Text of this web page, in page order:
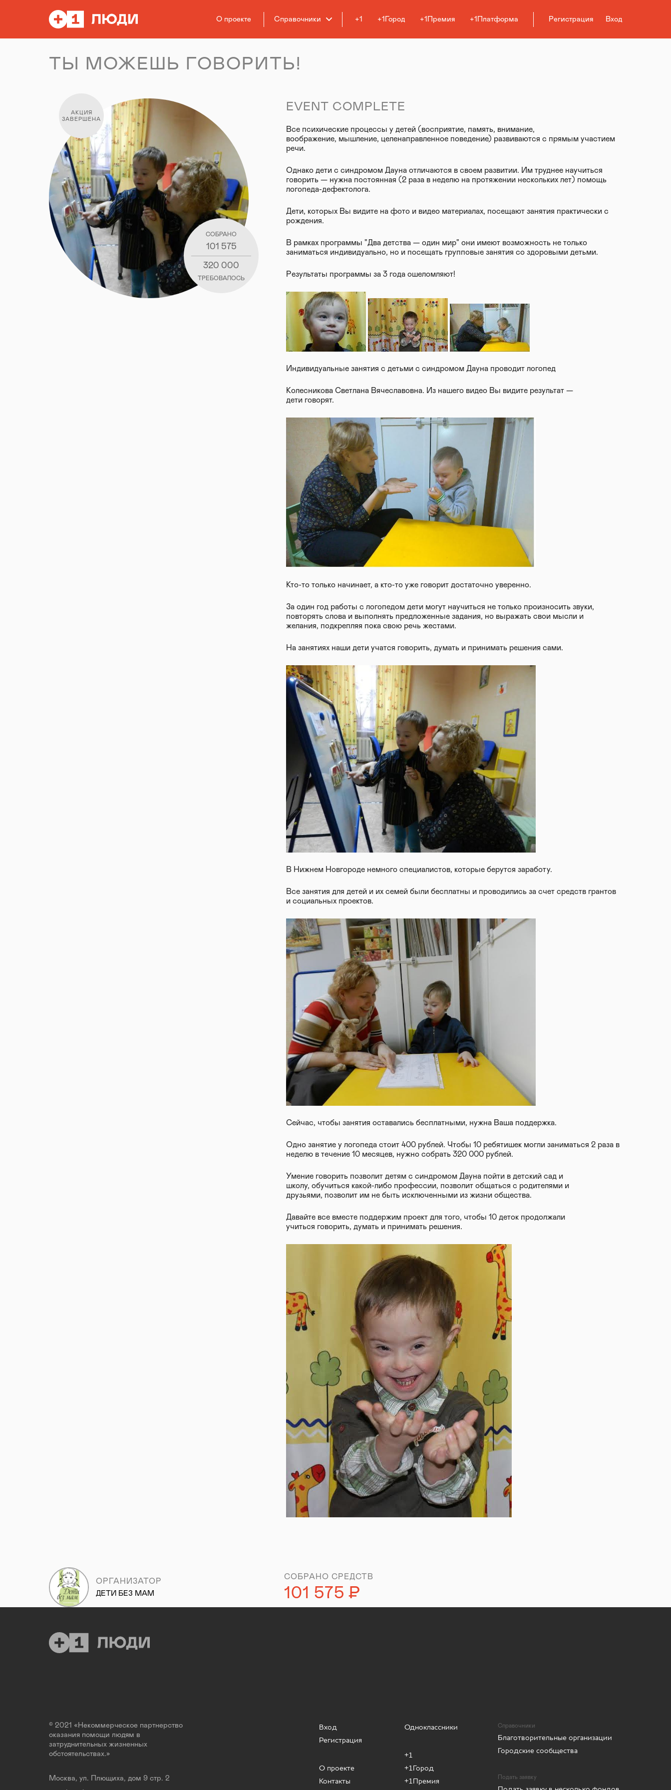
О проекте Справочники +1 +1Город +1Премия +1Платформа Регистрация Вход
ТЫ МОЖЕШЬ ГОВОРИТЬ!
АКЦИЯ
ЗАВЕРШЕНА
СОБРАНО
101 575
320 000
ТРЕБОВАЛОСЬ
EVENT COMPLETE
Все психические процессы у детей (восприятие, память, внимание,
воображение, мышление, целенаправленное поведение) развиваются с прямым участием
речи.
Однако дети с синдромом Дауна отличаются в своем развитии. Им труднее научиться
говорить — нужна постоянная (2 раза в неделю на протяжении нескольких лет) помощь
логопеда-дефектолога.
Дети, которых Вы видите на фото и видео материалах, посещают занятия практически с
рождения.
В рамках программы "Два детства — один мир" они имеют возможность не только
заниматься индивидуально, но и посещать групповые занятия со здоровыми детьми.
Результаты программы за 3 года ошеломляют!
Индивидуальные занятия с детьми с синдромом Дауна проводит логопед
Колесникова Светлана Вячеславовна. Из нашего видео Вы видите результат —
дети говорят.
Кто-то только начинает, а кто-то уже говорит достаточно уверенно.
За один год работы с логопедом дети могут научиться не только произносить звуки,
повторять слова и выполнять предложенные задания, но выражать свои мысли и
желания, подкрепляя пока свою речь жестами.
На занятиях наши дети учатся говорить, думать и принимать решения сами.
В Нижнем Новгороде немного специалистов, которые берутся заработу.
Все занятия для детей и их семей были бесплатны и проводились за счет средств грантов
и социальных проектов.
Сейчас, чтобы занятия оставались бесплатными, нужна Ваша поддержка.
Одно занятие у логопеда стоит 400 рублей. Чтобы 10 ребятишек могли заниматься 2 раза в
неделю в течение 10 месяцев, нужно собрать 320 000 рублей.
Умение говорить позволит детям с синдромом Дауна пойти в детский сад и
школу, обучиться какой-либо профессии, позволит общаться с родителями и
друзьями, позволит им не быть исключенными из жизни общества.
Давайте все вместе поддержим проект для того, чтобы 10 деток продолжали
учиться говорить, думать и принимать решения.
ОРГАНИЗАТОР
ДЕТИ БЕЗ МАМ
СОБРАНО СРЕДСТВ
101 575Р
© 2021 «Некоммерческое партнерство
оказания помощи людям в
затруднительных жизненных
обстоятельствах.»
Москва, ул. Плющиха, дом 9 стр. 2
Вход
Регистрация
О проекте
Контакты
Одноклассники
+1
+1Город
+1Премия
Справочники
Благотворительные организации
Городские сообщества
Подать заявку